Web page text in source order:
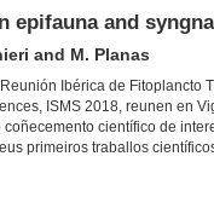
and
and M. Planas
Ibérica de Fitoplancto
ISMS 2018, reunen en
científico de
primeiros traballos